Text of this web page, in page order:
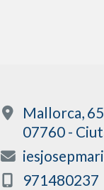
Mallorca, 65
07760 -
971480237